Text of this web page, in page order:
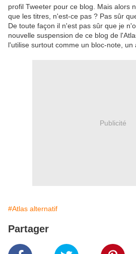
profil Tweeter pour ce blog. Mais alors
que les titres, n'est-ce pas ? Pas sûr
De toute façon il n'est pas sûr que je
nouvelle suspension de ce blog de
l'utilise surtout comme un bloc-note, un
Publicité
#Atlas alternatif
Partager